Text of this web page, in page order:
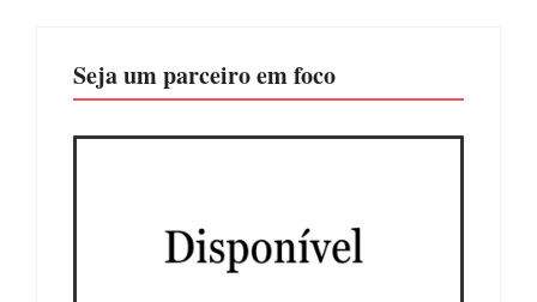
Seja um parceiro em foco